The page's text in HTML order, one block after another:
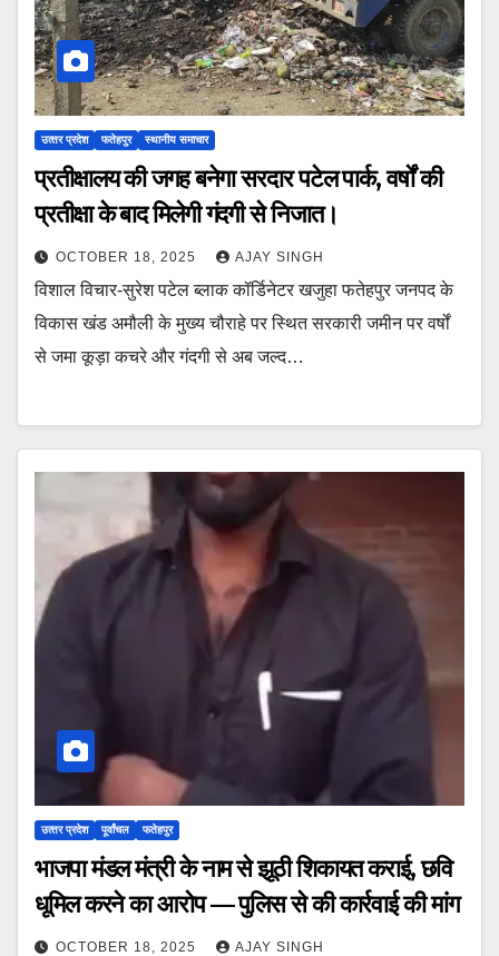
उत्‍तर प्रदेश फतेहपुर स्थानीय समाचार
प्रतीक्षालय की जगह बनेगा सरदार पटेल पार्क, वर्षों की
प्रतीक्षा के बाद मिलेगी गंदगी से निजात।
OCTOBER 18, 2025 AJAY SINGH
विशाल विचार-सुरेश पटेल ब्लाक कॉर्डिनेटर खजुहा फतेहपुर जनपद के
विकास खंड अमौली के मुख्य चौराहे पर स्थित सरकारी जमीन पर वर्षों
से जमा कूड़ा कचरे और गंदगी से अब जल्द…
उत्‍तर प्रदेश पूर्वांचल फतेहपुर
भाजपा मंडल मंत्री के नाम से झूठी शिकायत कराई, छवि
धूमिल करने का आरोप — पुलिस से की कार्रवाई की मांग
OCTOBER 18, 2025 AJAY SINGH